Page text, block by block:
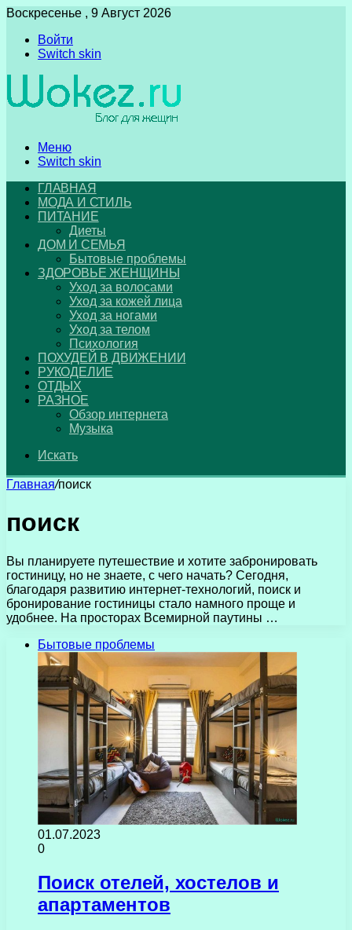
Воскресенье , 9 Август 2026
Войти
Switch skin
Меню
Switch skin
ГЛАВНАЯ
МОДА И СТИЛЬ
ПИТАНИЕ
Диеты
ДОМ И СЕМЬЯ
Бытовые проблемы
ЗДОРОВЬЕ ЖЕНЩИНЫ
Уход за волосами
Уход за кожей лица
Уход за ногами
Уход за телом
Психология
ПОХУДЕЙ В ДВИЖЕНИИ
РУКОДЕЛИЕ
ОТДЫХ
РАЗНОЕ
Обзор интернета
Музыка
Искать
Главная/поиск
поиск
Вы планируете путешествие и хотите забронировать
гостиницу, но не знаете, с чего начать? Сегодня,
благодаря развитию интернет-технологий, поиск и
бронирование гостиницы стало намного проще и
удобнее. На просторах Всемирной паутины …
Бытовые проблемы
01.07.2023
0
Поиск отелей, хостелов и
апартаментов